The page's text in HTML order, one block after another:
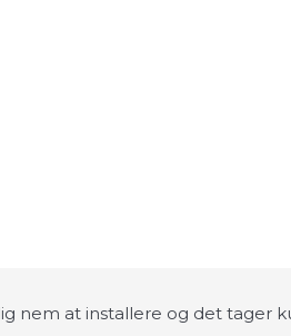
nem at installere og det tager